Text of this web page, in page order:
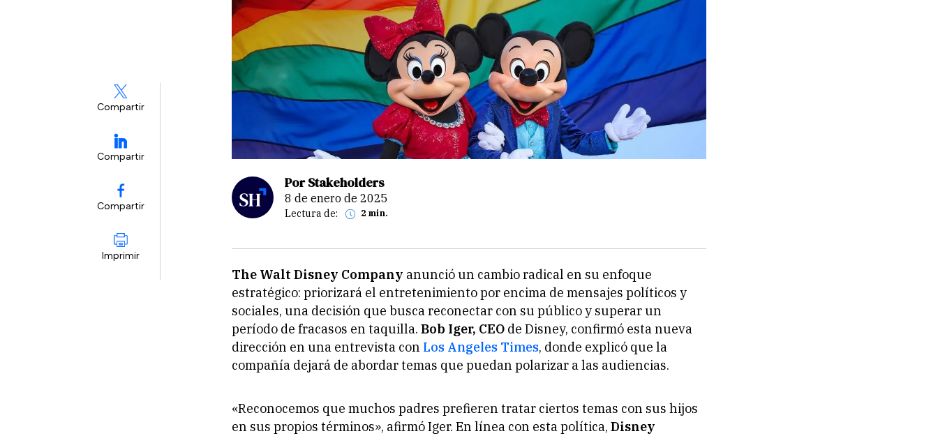
Compartir
Compartir
Compartir
Imprimir
Por Stakeholders
8 de enero de 2025
Lectura de: 2 min.
The Walt Disney Company anunció un cambio radical en su enfoque
estratégico: priorizará el entretenimiento por encima de mensajes políticos y
sociales, una decisión que busca reconectar con su público y superar un
período de fracasos en taquilla. Bob Iger, CEO de Disney, confirmó esta nueva
dirección en una entrevista con Los Angeles Times, donde explicó que la
compañía dejará de abordar temas que puedan polarizar a las audiencias.
«Reconocemos que muchos padres prefieren tratar ciertos temas con sus hijos
en sus propios términos», afirmó Iger. En línea con esta política, Disney